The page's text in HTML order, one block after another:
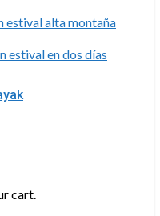
estival alta montaña
estival en dos días
cart.